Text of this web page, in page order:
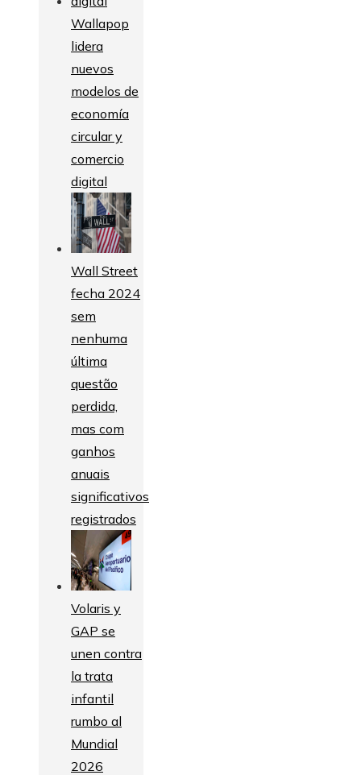
Wallapop
lidera
nuevos
modelos de
economía
circular y
comercio
digital
Wall Street
fecha 2024
sem
nenhuma
última
questão
perdida,
mas com
ganhos
anuais
significativos
registrados
Volaris y
GAP se
unen contra
la trata
infantil
rumbo al
Mundial
2026